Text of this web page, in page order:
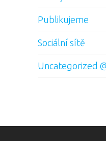
Publikujeme
Sociální sítě
Uncategorized